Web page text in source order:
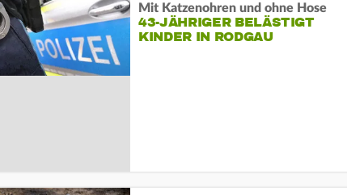
Mit Katzenohren und ohne Hose
43-JÄHRIGER BELÄSTIGT
KINDER IN RODGAU